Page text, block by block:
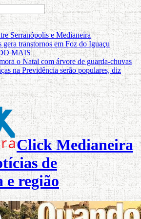
Serranópolis e Medianeira
gera transtornos em Foz do Iguaçu
MAIS
o Natal com árvore de guarda-chuvas
na Previdência serão populares, diz
Click Medianeira
de
e região